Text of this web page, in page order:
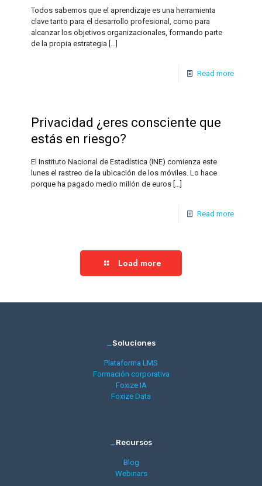
Todos sabemos que el aprendizaje es una herramienta
clave tanto para el desarrollo profesional, como para
alcanzar los objetivos organizacionales, formando parte
de la propia estrategia
Read more
Privacidad ¿eres consciente que
estás en riesgo?
El Instituto Nacional de Estadística (INE) comienza este
lunes el rastreo de la ubicación de los móviles. Lo hace
porque ha pagado medio millón de euros
Read more
Load more
Soluciones
Plataforma LMS
Formación corporativa
Foxize IA
Foxize Data
Recursos
Blog
Webinars